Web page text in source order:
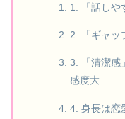
1. 「話しや
2. 「ギャッ
3. 「清潔感
感度大
4. 身長は恋